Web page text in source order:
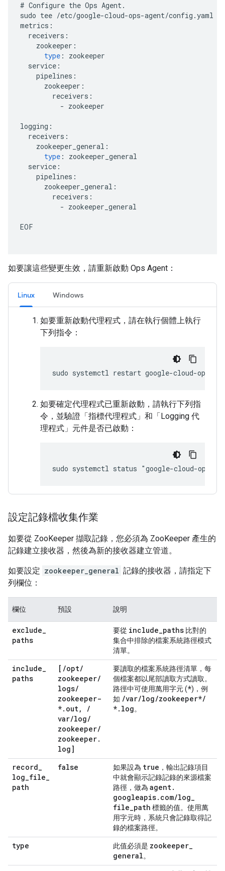
# Configure the Ops Agent.
sudo tee /etc/google-cloud-ops-agent/config .yaml
metrics :
receivers :
zookeeper :
type :
zookeeper
service :
pipelines :
zookeeper :
receivers :
- zookeeper
logging :
receivers :
zookeeper_general :
type :
zookeeper_general
service :
pipelines :
zookeeper_general :
receivers :
- zookeeper_general
EOF
如要讓這些變更生效，請重新啟動 Ops Agent：
Linux Windows
如要重新啟動代理程式，請在執行個體上執行
下列指令：
如要確定代理程式已重新啟動，請執行下列指
令，並驗證「指標代理程式」和「Logging 代
理程式」元件是否已啟動：
設定記錄檔收集作業
如要從 ZooKeeper 擷取記錄，您必須為 ZooKeeper 產生的
記錄建立接收器，然後為新的接收器建立管道。
如要設定 zookeeper_general 記錄的接收器，請指定下
列欄位：
欄位 預設 說明
exclude_
paths
要從 include_paths 比對的
集合中排除的檔案系統路徑模式
清單。
include_
paths
[ /opt/
zookeeper/
logs/
zookeeper-
*. out,
/
var/log/
zookeeper/
zookeeper.
log]
要讀取的檔案系統路徑清單，每
個檔案都以尾部讀取方式讀取。
路徑中可使用萬用字元 (*)，例
如 /var/log/zookeeper*/
*. log。
record_
log_file_
path
false 如果設為 true ，輸出記錄項目
中就會顯示記錄記錄的來源檔案
路徑，做為 agent.
googleapis. com/log_
file_path 標籤的值。使用萬
用字元時，系統只會記錄取得記
錄的檔案路徑。
type 此值必須是 zookeeper_
general。